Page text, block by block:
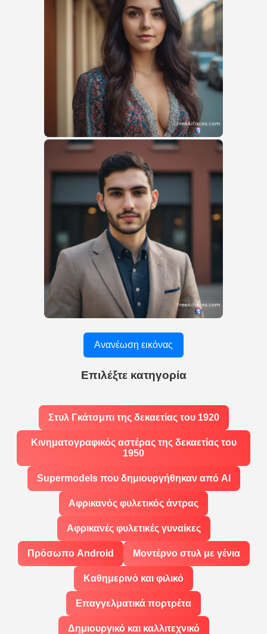
Ανανέωση εικόνας
Επιλέξτε κατηγορία
Στυλ Γκάτσμπι της δεκαετίας του 1920
Κινηματογραφικός αστέρας της δεκαετίας του
1950
Supermodels που δημιουργήθηκαν από AI
Αφρικανός φυλετικός άντρας
Αφρικανές φυλετικές γυναίκες
Πρόσωπο Android Μοντέρνο στυλ με γένια
Καθημερινό και φιλικό
Επαγγελματικά πορτρέτα
Δημιουργικό και καλλιτεχνικό